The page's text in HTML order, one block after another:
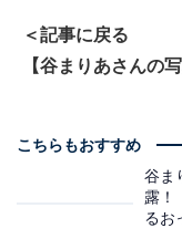
＜記事に戻る
【谷まりあさんの
こちらもおすすめ
谷ま
露！
るお